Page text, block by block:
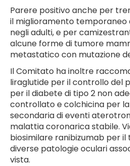
Parere positivo anche per
il miglioramento temporaneo
negli adulti, e per
alcune forme di tumore
metastatico con mutazione
Il Comitato ha inoltre
liraglutide per il controllo del
per il diabete di tipo 2 non
controllato e colchicina per
secondaria di eventi
malattia coronarica stabile.
biosimilare ranibizumab per
diverse patologie oculari
vista.